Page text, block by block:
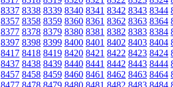
8337 8338 8339 8340 8341 8342 8343 8344
8357 8358 8359 8360 8361 8362 8363 8364
8377 8378 8379 8380 8381 8382 8383 8384
8397 8398 8399 8400 8401 8402 8403 8404
8417 8418 8419 8420 8421 8422 8423 8424
8437 8438 8439 8440 8441 8442 8443 8444
8457 8458 8459 8460 8461 8462 8463 8464
8477 8478 8479 8480 8481 8482 8483 8484